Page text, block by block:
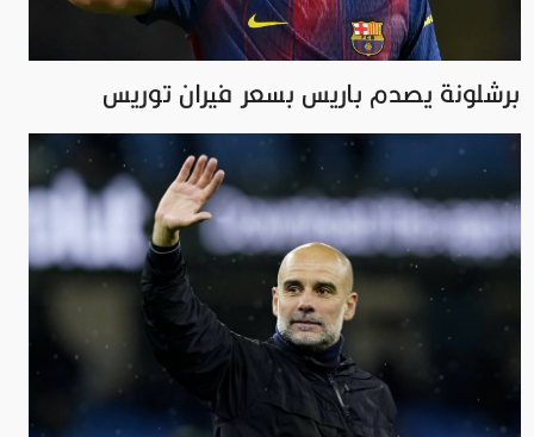
برشلونة يصدم باريس بسعر فيران توريس